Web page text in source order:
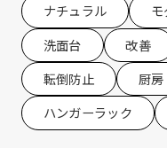
ナチュラル
洗面台
改善
転倒防止
厨房
ハンガーラック